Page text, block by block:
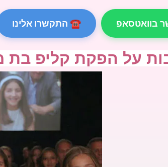
בוואטסאפ ☎ התקשרו אלינו
על הפקת קליפ בת